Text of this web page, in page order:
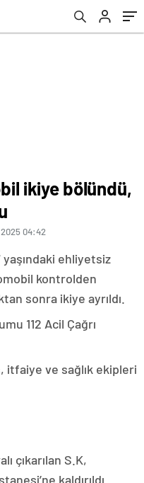
ikiye bölündü,
04:42
yaşındaki ehliyetsiz
kontrolden
sonra ikiye ayrıldı.
112 Acil Çağrı
itfaiye ve sağlık ekipleri
çıkarılan S.K,
kaldırıldı.